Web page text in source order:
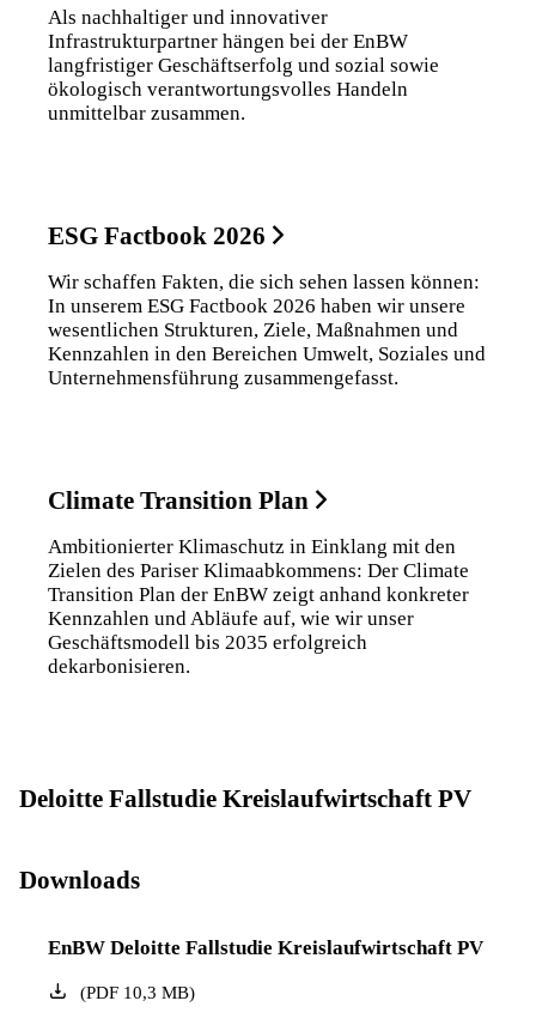
Als nachhaltiger und innovativer
Infrastrukturpartner hängen bei der EnBW
langfristiger Geschäftserfolg und sozial sowie
ökologisch verantwortungsvolles Handeln
unmittelbar zusammen.
ESG Factbook 2026
Wir schaffen Fakten, die sich sehen lassen können:
In unserem ESG Factbook 2026 haben wir unsere
wesentlichen Strukturen, Ziele, Maßnahmen und
Kennzahlen in den Bereichen Umwelt, Soziales und
Unternehmensführung zusammengefasst.
Climate Transition Plan
Ambitionierter Klimaschutz in Einklang mit den
Zielen des Pariser Klimaabkommens: Der Climate
Transition Plan der EnBW zeigt anhand konkreter
Kennzahlen und Abläufe auf, wie wir unser
Geschäftsmodell bis 2035 erfolgreich
dekarbonisieren.
Deloitte Fallstudie Kreislaufwirtschaft PV
Downloads
EnBW Deloitte Fallstudie Kreislaufwirtschaft PV
(PDF10,3 MB)